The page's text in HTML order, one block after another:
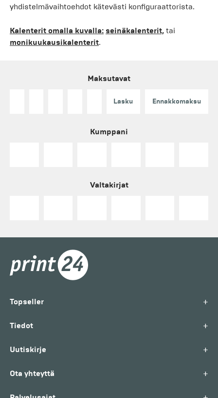
yhdistelmävaihtoehdot kätevästi konfiguraattorista.
Kalenterit omalla kuvalla: seinäkalenterit, tai
monikuukausikalenterit.
Maksutavat
Lasku Ennakkomaksu
Kumppani
Valtakirjat
Topseller +
Tiedot +
Uutiskirje +
Ota yhteyttä +